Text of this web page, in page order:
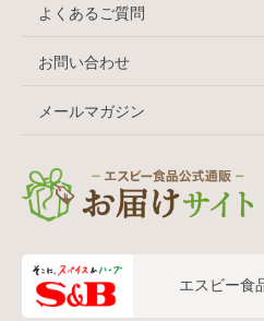
よくあるご質問
お問い合わせ
メールマガジン
エスビー食